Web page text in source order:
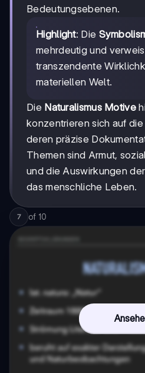
Bedeutungsebenen.
Highlight: Die
mehrdeutig und
transzendente
materiellen Welt.
Die Naturalismus Motive
konzentrieren sich auf
deren präzise
Themen sind Armut,
und die Auswirkungen
das menschliche Leben.
7 of 10